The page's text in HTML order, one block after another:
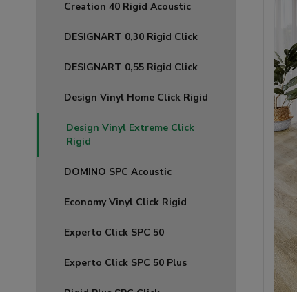
Creation 40 Rigid Acoustic
DESIGNART 0,30 Rigid Click
DESIGNART 0,55 Rigid Click
Design Vinyl Home Click Rigid
Design Vinyl Extreme Click
Rigid
DOMINO SPC Acoustic
Economy Vinyl Click Rigid
Experto Click SPC 50
Experto Click SPC 50 Plus